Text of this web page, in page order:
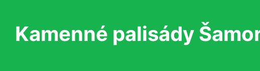
Kamenné palisády